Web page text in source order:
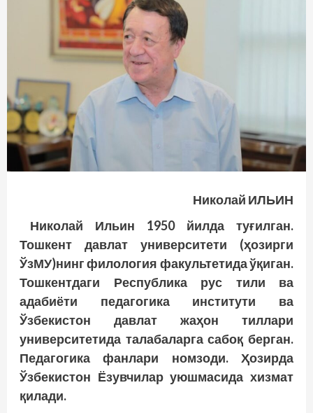
Николай ИЛЬИН
Николай Ильин 1950 йилда туғилган.
Тошкент давлат университети (ҳозирги
ЎзМУ)нинг филология факультетида ўқиган.
Тошкентдаги Республика рус тили ва
адабиёти педагогика институти ва
Ўзбекистон давлат жаҳон тиллари
университетида талабаларга сабоқ берган.
Педагогика фанлари номзоди. Ҳозирда
Ўзбекистон Ёзувчилар уюшмасида хизмат
қилади.